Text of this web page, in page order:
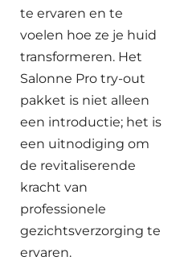
te ervaren en te
voelen hoe ze je huid
transformeren. Het
Salonne Pro try-out
pakket is niet alleen
een introductie; het is
een uitnodiging om
de revitaliserende
kracht van
professionele
gezichtsverzorging te
ervaren.